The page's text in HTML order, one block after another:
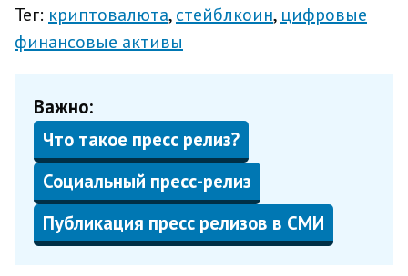
Тег: криптовалюта стейблкоин цифровые
финансовые активы
Важно:
Что такое пресс релиз?
Социальный пресс-релиз
Публикация пресс релизов в СМИ